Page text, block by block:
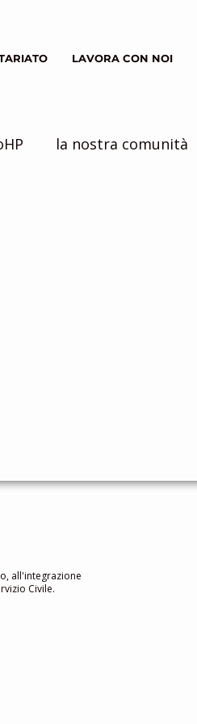
LAVORA CON NOI
la nostra comunità
all'integrazione
Civile.